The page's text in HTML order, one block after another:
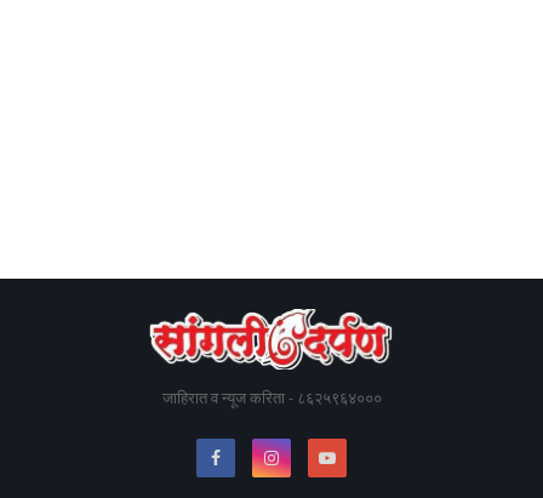
जाहिरात व न्यूज करिता - ८६२५९६४०००